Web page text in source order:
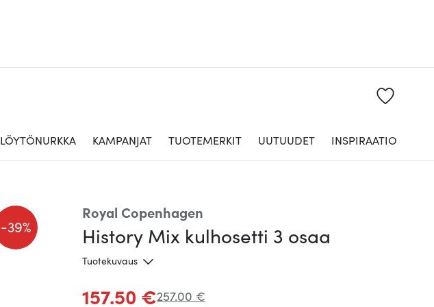
LÖYTÖNURKKA KAMPANJAT TUOTEMERKIT UUTUUDET INSPIRAATIO
Royal Copenhagen
History Mix kulhosetti 3 osaa
Tuotekuvaus
-39%
157.50 €257.00 €